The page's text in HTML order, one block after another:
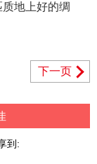
地上好的绸
下一页
到: